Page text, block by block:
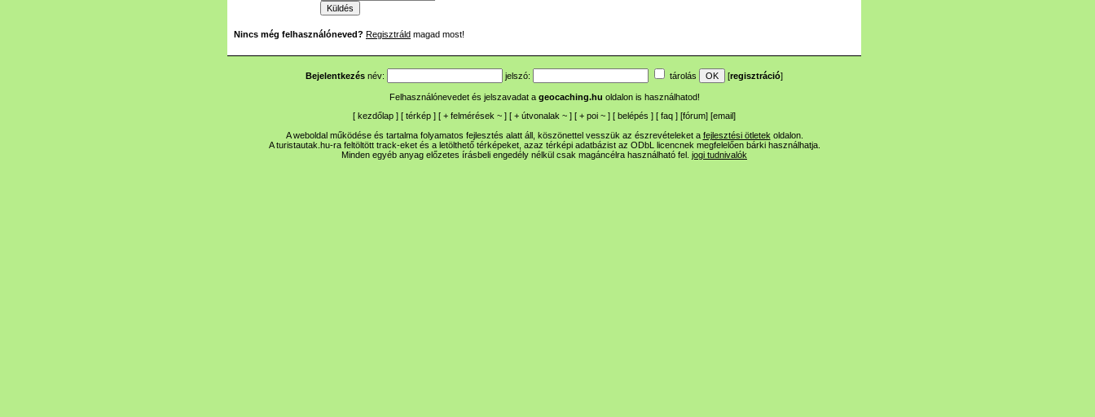
Nincs még felhasználóneved? Regisztráld magad most!
Bejelentkezés név: jelszó: tárolás [regisztráció]
Felhasználónevedet és jelszavadat a geocaching.hu oldalon is használhatod!
[ kezdőlap ] [ térkép ] [ + felmérések ~ ] [ + útvonalak ~ ] [ + poi ~ ] [ belépés ] [ faq ] [fórum] [email]
A weboldal működése és tartalma folyamatos fejlesztés alatt áll, köszönettel vesszük az észrevételeket a fejlesztési ötletek oldalon.
A turistautak.hu-ra feltöltött track-eket és a letölthető térképeket, azaz térképi adatbázist az ODbL licencnek megfelelően bárki használhatja.
Minden egyéb anyag előzetes írásbeli engedély nélkül csak magáncélra használható fel. jogi tudnivalók